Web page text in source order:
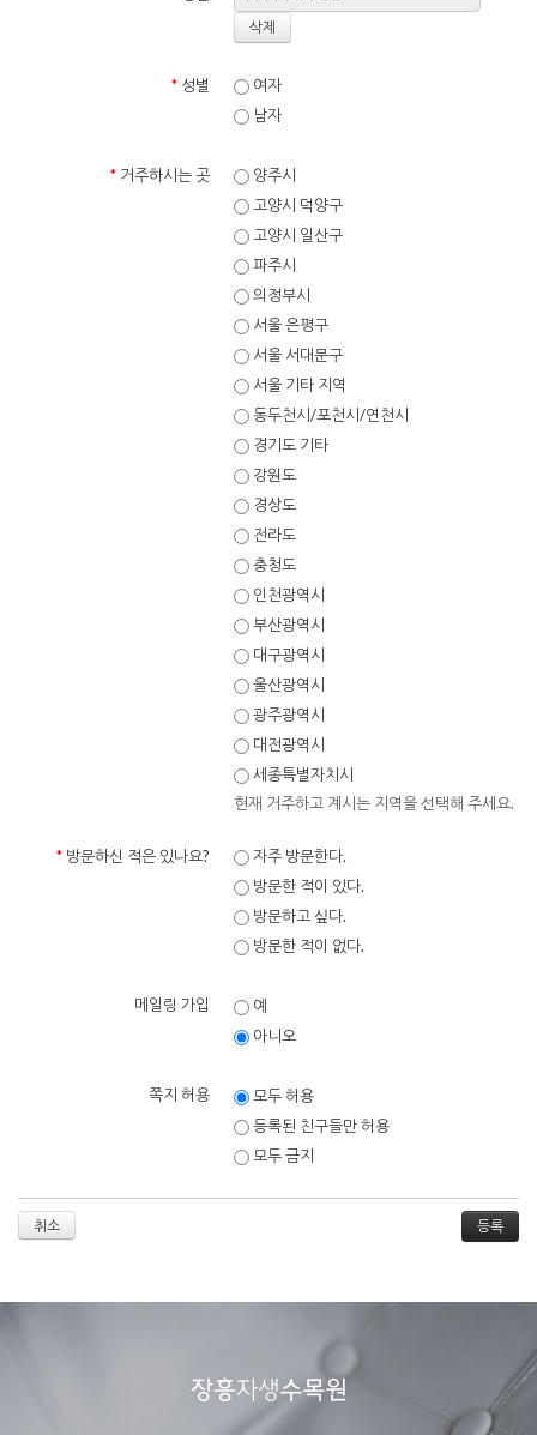
* 성별
여자
남자
* 거주하시는 곳
양주시
고양시 덕양구
고양시 일산구
파주시
의정부시
서울 은평구
서울 서대문구
서울 기타 지역
동두천시/포천시/연천시
경기도 기타
강원도
경상도
전라도
충청도
인천광역시
부산광역시
대구광역시
울산광역시
광주광역시
대전광역시
세종특별자치시
현재 거주하고 계시는 지역을 선택해 주세요.
* 방문하신 적은 있나요?
자주 방문한다.
방문한 적이 있다.
방문하고 싶다.
방문한 적이 없다.
메일링 가입
예
아니오
쪽지 허용
모두 허용
등록된 친구들만 허용
모두 금지
취소